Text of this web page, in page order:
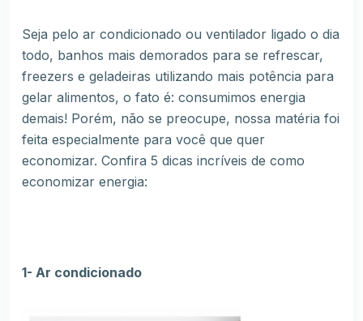
Seja pelo ar condicionado ou ventilador ligado o dia
todo, banhos mais demorados para se refrescar,
freezers e geladeiras utilizando mais potência para
gelar alimentos, o fato é: consumimos energia
demais! Porém, não se preocupe, nossa matéria foi
feita especialmente para você que quer
economizar. Confira 5 dicas incríveis de como
economizar energia:
1- Ar condicionado